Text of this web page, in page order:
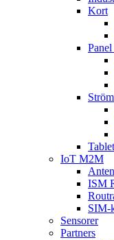
Kort
IoT M2M
ISM
SIM-
Sensorer
Partners